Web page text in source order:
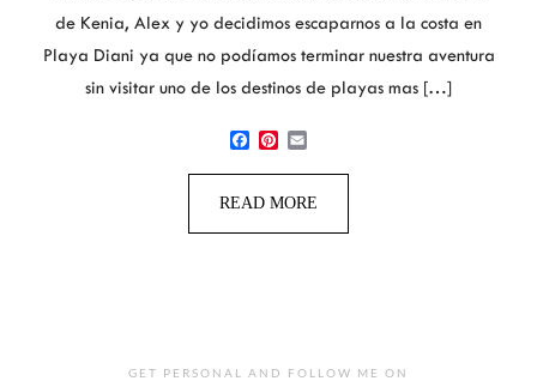
de Kenia, Alex y yo decidimos escaparnos a la costa en
Playa Diani ya que no podíamos terminar nuestra aventura
sin visitar uno de los destinos de playas mas […]
READ MORE
GET PERSONAL AND FOLLOW ME ON